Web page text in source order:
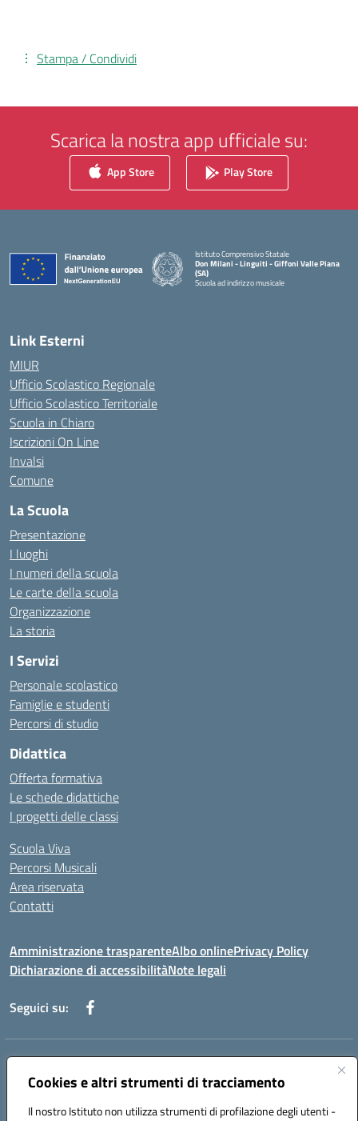
Cookies e altri strumenti di tracciamento
Il nostro Istituto non utilizza strumenti di profilazione degli utenti -
Stampa / Condividi
Scarica la nostra app ufficiale su:
App Store Play Store
Istituto Comprensivo Statale
Don Milani - Linguiti - Giffoni Valle Piana
(SA)
Scuola ad indirizzo musicale
Link Esterni
MIUR
Ufficio Scolastico Regionale
Ufficio Scolastico Territoriale
Scuola in Chiaro
Iscrizioni On Line
Invalsi
Comune
La Scuola
Presentazione
I luoghi
I numeri della scuola
Le carte della scuola
Organizzazione
La storia
I Servizi
Personale scolastico
Famiglie e studenti
Percorsi di studio
Didattica
Offerta formativa
Le schede didattiche
I progetti delle classi
Scuola Viva
Percorsi Musicali
Area riservata
Contatti
Amministrazione trasparenteAlbo onlinePrivacy Policy
Dichiarazione di accessibilitàNote legali
Seguici su:
Indirizzo:
Centralino:089868360 Email:saic857007@istruzione.it